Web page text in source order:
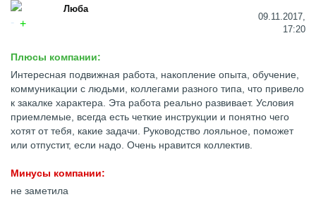
Люба
09.11.2017,
17:20
Плюсы компании:
Интересная подвижная работа, накопление опыта, обучение,
коммуникации с людьми, коллегами разного типа, что привело
к закалке характера. Эта работа реально развивает. Условия
приемлемые, всегда есть четкие инструкции и понятно чего
хотят от тебя, какие задачи. Руководство лояльное, поможет
или отпустит, если надо. Очень нравится коллектив.
Минусы компании:
не заметила